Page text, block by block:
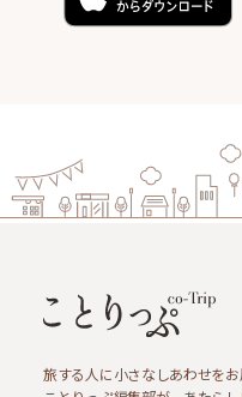
旅する人に小さなしあわせをお